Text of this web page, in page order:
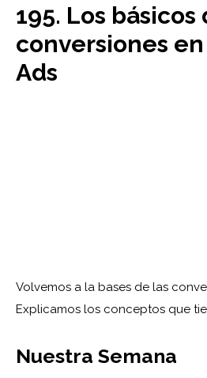
195. Los básicos
conversiones
Ads
Volvemos a la bases de las
Explicamos los conceptos que
Nuestra Semana